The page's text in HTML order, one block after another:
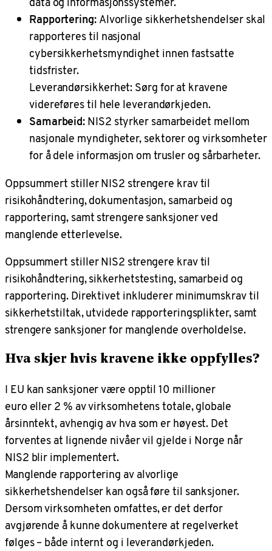
Rapportering:Alvorlige sikkerhetshendelser skal
rapporteres til nasjonal
cybersikkerhetsmyndighet innen fastsatte
tidsfrister.
Leverandørsikkerhet: Sørg for at kravene
videreføres til hele leverandørkjeden.
Samarbeid:NIS2 styrker samarbeidet mellom
nasjonale myndigheter, sektorer og virksomheter
for å dele informasjon om trusler og sårbarheter.
Oppsummert stiller NIS2 strengere krav til
risikohåndtering, dokumentasjon, samarbeid og
rapportering, samt strengere sanksjoner ved
manglende etterlevelse.
Oppsummert stiller NIS2 strengere krav til
risikohåndtering, sikkerhetstesting, samarbeid og
rapportering. Direktivet inkluderer minimumskrav til
sikkerhetstiltak, utvidede rapporteringsplikter, samt
strengere sanksjoner for manglende overholdelse.
Hva skjer hvis kravene ikke oppfylles?
I EU kan sanksjoner være opptil 10 millioner
euro eller 2 % av virksomhetens totale, globale
årsinntekt, avhengig av hva som er høyest. Det
forventes at lignende nivåer vil gjelde i Norge når
NIS2 blir implementert.
Manglende rapportering av alvorlige
sikkerhetshendelser kan også føre til sanksjoner.
Dersom virksomheten omfattes, er det derfor
avgjørende å kunne dokumentere at regelverket
følges – både internt og i leverandørkjeden.